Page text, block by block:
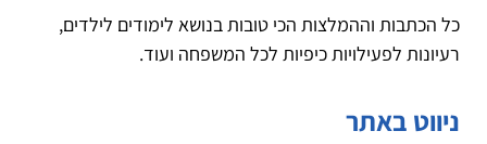
כל הכתבות וההמלצות הכי טובות בנושא לימודים לילדים,
רעיונות לפעילויות כיפיות לכל המשפחה ועוד.
ניווט באתר